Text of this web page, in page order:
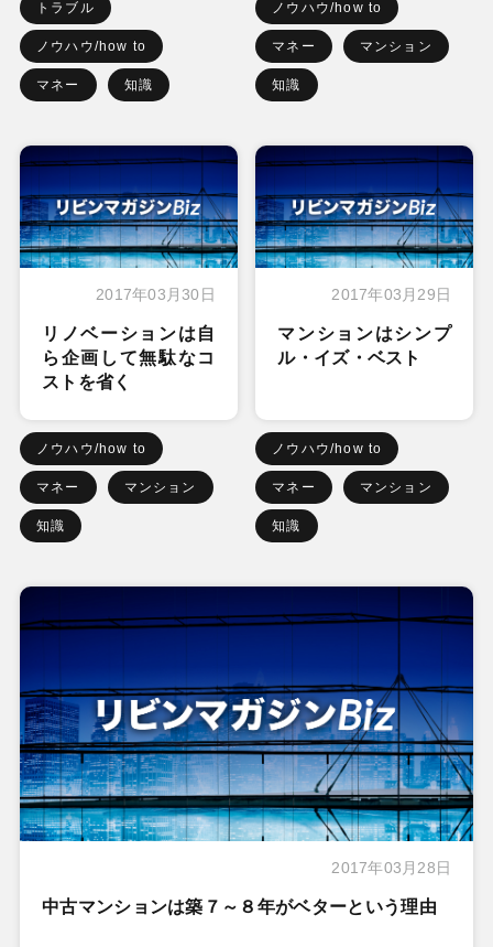
トラブル
ノウハウ/how to
マネー 知識
ノウハウ/how to
マネー マンション
知識
2017年03月30日
リノベーションは自
ら企画して無駄なコ
ストを省く
ノウハウ/how to
マネー マンション
知識
2017年03月29日
マンションはシンプ
ル・イズ・ベスト
ノウハウ/how to
マネー マンション
知識
2017年03月28日
中古マンションは築７～８年がベターという理由